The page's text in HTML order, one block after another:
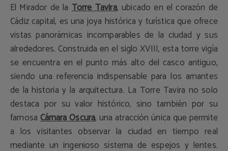
El Mirador de la Torre Tavira, ubicado en el corazón de
Cádiz capital, es una joya histórica y turística que ofrece
vistas panorámicas incomparables de la ciudad y sus
alrededores. Construida en el siglo XVIII, esta torre vigía
se encuentra en el punto más alto del casco antiguo,
siendo una referencia indispensable para los amantes
de la historia y la arquitectura. La Torre Tavira no solo
destaca por su valor histórico, sino también por su
famosaCámara Oscura, una atracción única que permite
a los visitantes observar la ciudad en tiempo real
mediante un ingenioso sistema de espejos y lentes.